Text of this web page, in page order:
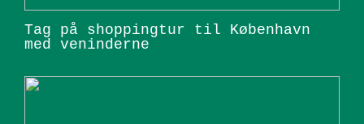
Tag på shoppingtur til København
med veninderne